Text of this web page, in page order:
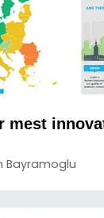
mest
Bayramoglu